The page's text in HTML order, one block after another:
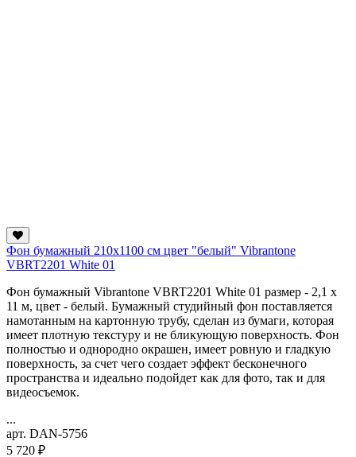
Фон бумажный 210x1100 см цвет "белый" Vibrantone
VBRT2201 White 01
Фон бумажный Vibrantone VBRT2201 White 01 размер - 2,1 x
11 м, цвет - белый. Бумажный студийный фон поставляется
намотанным на картонную трубу, сделан из бумаги, которая
имеет плотную текстуру и не бликующую поверхность. Фон
полностью и однородно окрашен, имеет ровную и гладкую
поверхность, за счет чего создает эффект бесконечного
пространства и идеально подойдет как для фото, так и для
видеосъемок.
...
арт. DAN-5756
5 720 ₽